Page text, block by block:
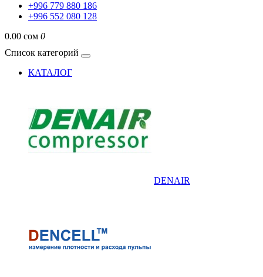
+996 779 880 186
+996 552 080 128
0.00 сом 0
Список категорий
КАТАЛОГ
DENAIR